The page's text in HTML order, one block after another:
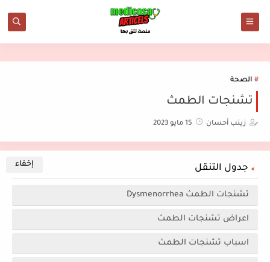
الصحة
تشنجات الطمث
زينب أحسان 15 مايو 2023
جدول التنقل
تشنجات الطمث Dysmenorrhea
اعراض تشنجات الطمث
اسباب تشنجات الطمث